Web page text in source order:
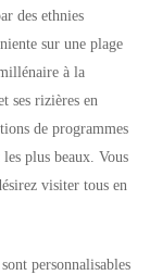
des ethnies
sur une plage
à la
ses rizières en
de programmes
plus beaux. Vous
visiter tous en
personnalisables